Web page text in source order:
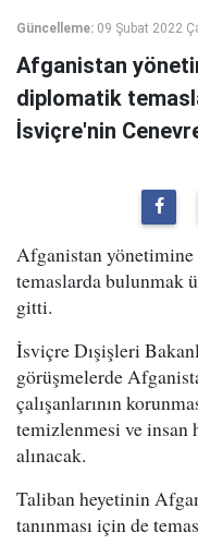
Güncelleme: 09 Şubat 2022
Afganistan
diplomatik
İsviçre'nin
Afganistan
temaslarda bulunmak
gitti.
İsviçre Dışişleri
görüşmelerde
çalışanlarının
temizlenmesi ve insan
alınacak.
Taliban heyetinin
tanınması için de